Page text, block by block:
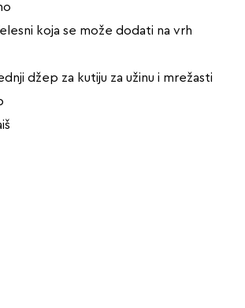
koja se može dodati na vrh
džep za kutiju za užinu i mrežasti